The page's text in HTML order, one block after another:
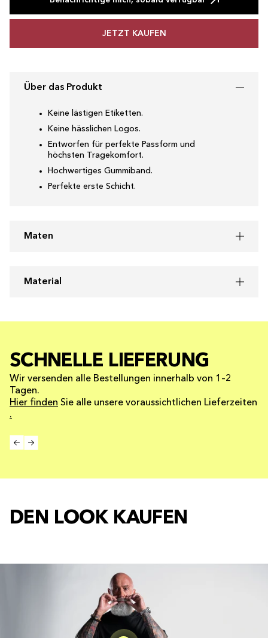
JETZT KAUFEN
Über das Produkt
Keine lästigen Etiketten.
Keine hässlichen Logos.
Entworfen für perfekte Passform und
höchsten Tragekomfort.
Hochwertiges Gummiband.
Perfekte erste Schicht.
Maten
Material
SCHNELLE LIEFERUNG
Wir versenden alle Bestellungen innerhalb von 1–2
Tagen.
Hier finden Sie alle unsere voraussichtlichen Lieferzeiten
.
DEN LOOK KAUFEN